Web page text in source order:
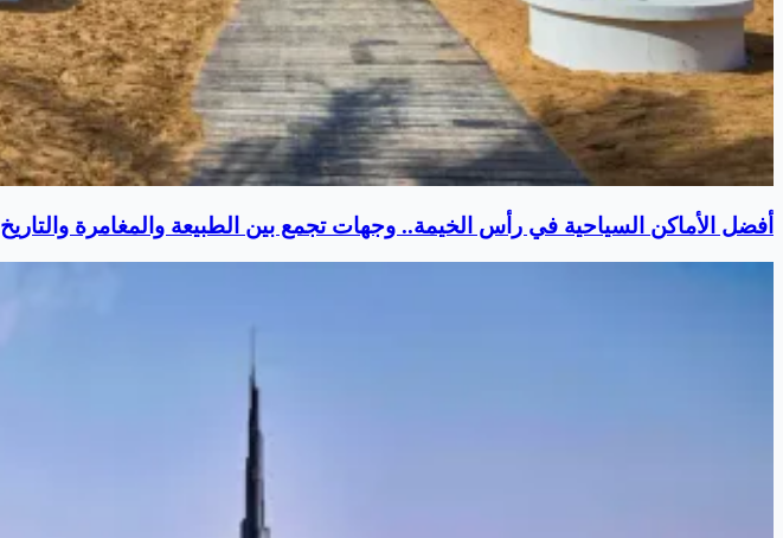
أفضل الأماكن السياحية في رأس الخيمة.. وجهات تجمع بين الطبيعة والمغامرة والتاريخ